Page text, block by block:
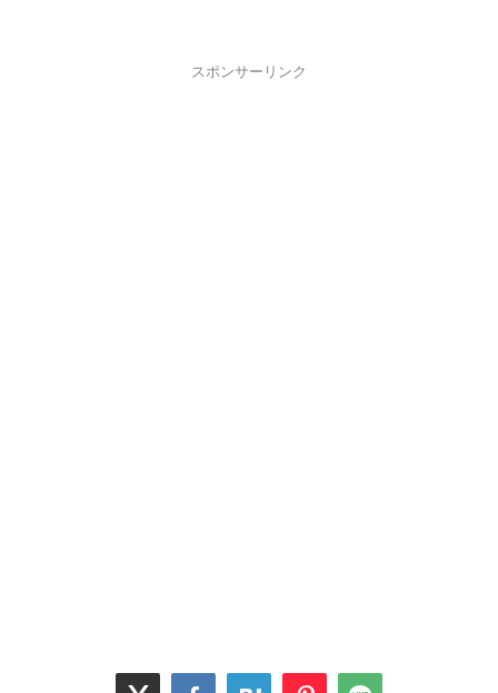
スポンサーリンク